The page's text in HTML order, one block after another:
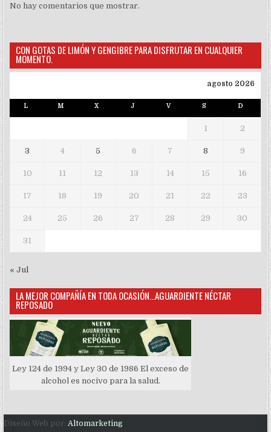
No hay comentarios que mostrar.
CON GOTAS DE LIMÓN Y GENGIBRE PARA DISFRUTAR EN CUALQUIER
MOMENTO.
agosto 2026
L M X J V S D
1 2
3 4 5 6 7 8 9
10 11 12 13 14 15 16
17 18 19 20 21 22 23
24 25 26 27 28 29 30
31
« Jul
LA MEJOR COMPAÑÍA EN TODA OCASIÓN…AGUARDIENTE NÉCTAR
REPOSADO
Ley 124 de 1994 y Ley 30 de 1986 El exceso de
alcohol es nocivo para la salud.
Diseño Web por:Altomarketing